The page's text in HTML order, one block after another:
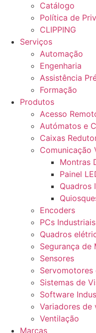
Catálogo
Política de
CLIPPING
Serviços
Automação
Engenharia
Assistência
Formação
Produtos
Acesso
Autómatos e
Caixas
Comunicação
Montras
Painel
Quadros
Encoders
PCs Industriais
Quadros
Segurança de
Sensores
Servomotores
Sistemas de
Software
Variadores de
Ventilação
Marcas